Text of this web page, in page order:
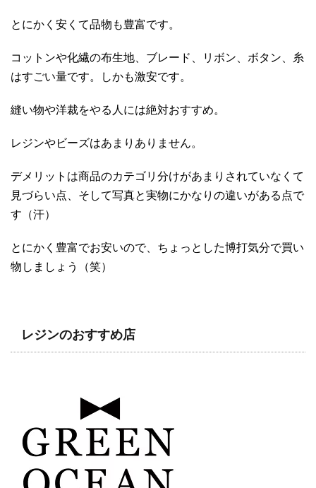
とにかく安くて品物も豊富です。
コットンや化繊の布生地、ブレード、リボン、ボタン、糸
はすごい量です。しかも激安です。
縫い物や洋裁をやる人には絶対おすすめ。
レジンやビーズはあまりありません。
デメリットは商品のカテゴリ分けがあまりされていなくて
見づらい点、そして写真と実物にかなりの違いがある点で
す（汗）
とにかく豊富でお安いので、ちょっとした博打気分で買い
物しましょう（笑）
レジンのおすすめ店